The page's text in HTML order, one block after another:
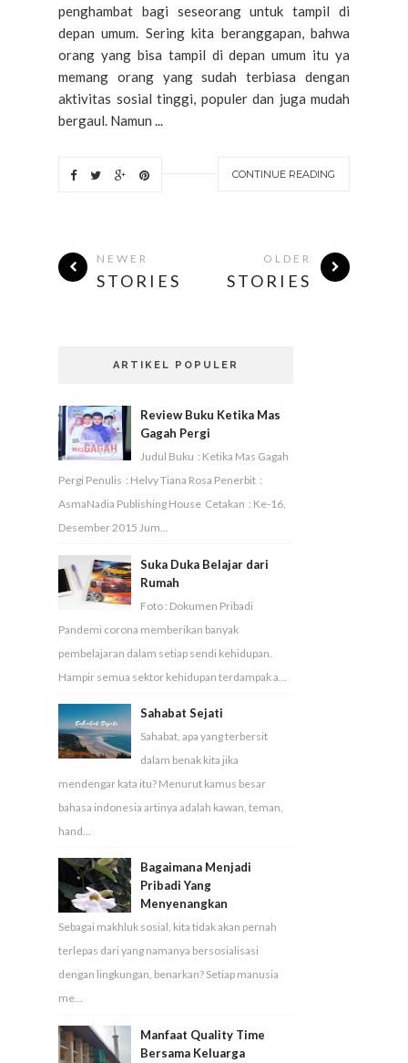
penghambat bagi seseorang untuk tampil di
depan umum. Sering kita beranggapan, bahwa
orang yang bisa tampil di depan umum itu ya
memang orang yang sudah terbiasa dengan
aktivitas sosial tinggi, populer dan juga mudah
bergaul. Namun ...
CONTINUE READING
NEWER
STORIES
OLDER
STORIES
ARTIKEL POPULER
Review Buku Ketika Mas
Gagah Pergi
Judul Buku : Ketika Mas Gagah
Pergi Penulis : Helvy Tiana Rosa Penerbit :
AsmaNadia Publishing House Cetakan : Ke-16,
Desember 2015 Jum...
Suka Duka Belajar dari
Rumah
Foto : Dokumen Pribadi
Pandemi corona memberikan banyak
pembelajaran dalam setiap sendi kehidupan.
Hampir semua sektor kehidupan terdampak a...
Sahabat Sejati
Sahabat, apa yang terbersit
dalam benak kita jika
mendengar kata itu? Menurut kamus besar
bahasa indonesia artinya adalah kawan, teman,
hand...
Bagaimana Menjadi
Pribadi Yang
Menyenangkan
Sebagai makhluk sosial, kita tidak akan pernah
terlepas dari yang namanya bersosialisasi
dengan lingkungan, benarkan? Setiap manusia
me...
Manfaat Quality Time
Bersama Keluarga